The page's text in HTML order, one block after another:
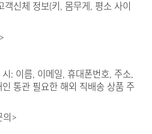
객신체 정보(키, 몸무게, 평소 사이
시: 이름, 이메일, 휴대폰번호, 주소,
통관 필요한 해외 직배송 상품 주
의>